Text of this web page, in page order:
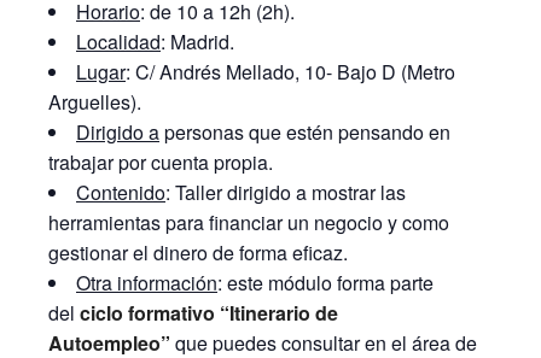
Horario: de 10 a 12h (2h).
Localidad: Madrid.
Lugar: C/ Andrés Mellado, 10- Bajo D (Metro
Arguelles).
Dirigido apersonas que estén pensando en
trabajar por cuenta propia.
Contenido: Taller dirigido a mostrar las
herramientas para financiar un negocio y como
gestionar el dinero de forma eficaz.
Otra información: este módulo forma parte
del ciclo formativo “Itinerario de
Autoempleo” que puedes consultar en el área de